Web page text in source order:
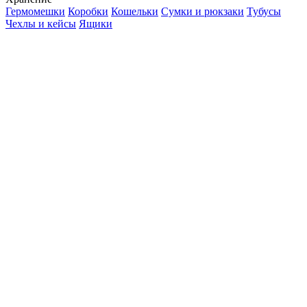
Гермомешки Коробки Кошельки Сумки и рюкзаки Тубусы
Чехлы и кейсы Ящики